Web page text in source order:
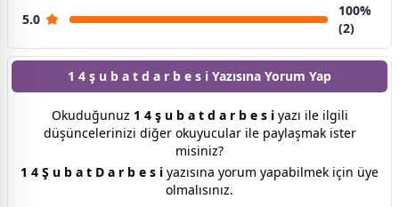
5.0
100%
(2)
1 4 ş u b a t d a r b e s i Yazısına Yorum Yap
Okuduğunuz 1 4 ş u b a t d a r b e s iyazı ile ilgili
düşüncelerinizi diğer okuyucular ile paylaşmak ister
misiniz?
1 4 Ş u b a t D a r b e s i yazısına yorum yapabilmek için üye
olmalısınız.